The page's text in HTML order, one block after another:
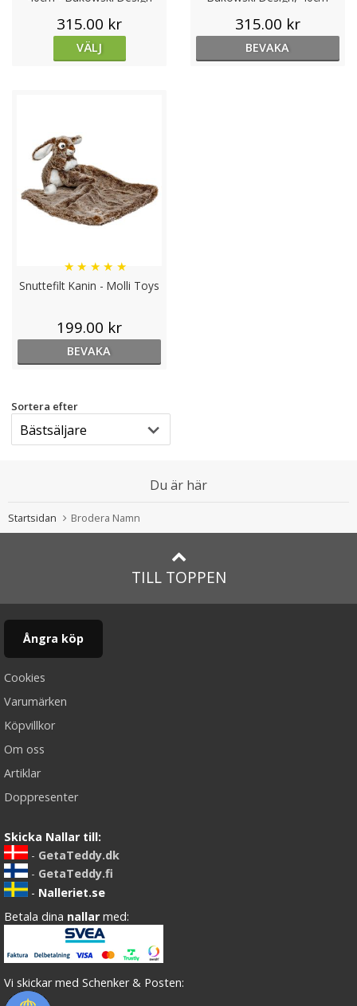
315.00 kr
VÄLJ
315.00 kr
BEVAKA
Snuttefilt Kanin - Molli Toys
★ ★ ★ ★ ★
199.00 kr
BEVAKA
Sortera efter
Du är här
Startsidan Brodera Namn
TILL TOPPEN
Ångra köp
Cookies
Varumärken
Köpvillkor
Om oss
Artiklar
Doppresenter
Skicka Nallar till:
- GetaTeddy.dk
- GetaTeddy.fi
- Nalleriet.se
Betala dina nallar med:
Vi skickar med Schenker & Posten: